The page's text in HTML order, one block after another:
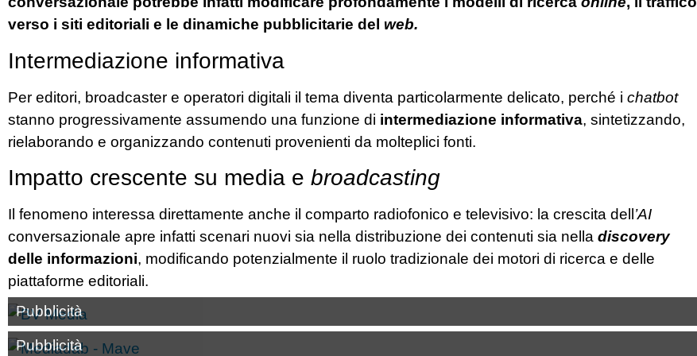
verso i siti editoriali e le dinamiche pubblicitarie del web.
Intermediazione informativa
Per editori, broadcaster e operatori digitali il tema diventa particolarmente delicato, perché i chatbot
stanno progressivamente assumendo una funzione di intermediazione informativa, sintetizzando,
rielaborando e organizzando contenuti provenienti da molteplici fonti.
Impatto crescente su media e broadcasting
Il fenomeno interessa direttamente anche il comparto radiofonico e televisivo: la crescita dell ’AI
conversazionale apre infatti scenari nuovi sia nella distribuzione dei contenuti sia nella discovery
delle informazioni, modificando potenzialmente il ruolo tradizionale dei motori di ricerca e delle
piattaforme editoriali.
Pubblicità
Pubblicità